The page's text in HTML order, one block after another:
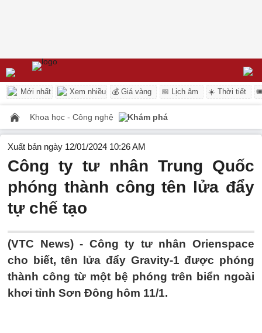
Mới nhất Xem nhiều 💰 Giá vàng 📅 Lịch âm ☀️ Thời tiết
Khoa học - Công nghệ Khám phá
Xuất bản ngày 12/01/2024 10:26 AM
Công ty tư nhân Trung Quốc
phóng thành công tên lửa đẩy
tự chế tạo
(VTC News) - Công ty tư nhân Orienspace
cho biết, tên lửa đẩy Gravity-1 được phóng
thành công từ một bệ phóng trên biển ngoài
khơi tỉnh Sơn Đông hôm 11/1.